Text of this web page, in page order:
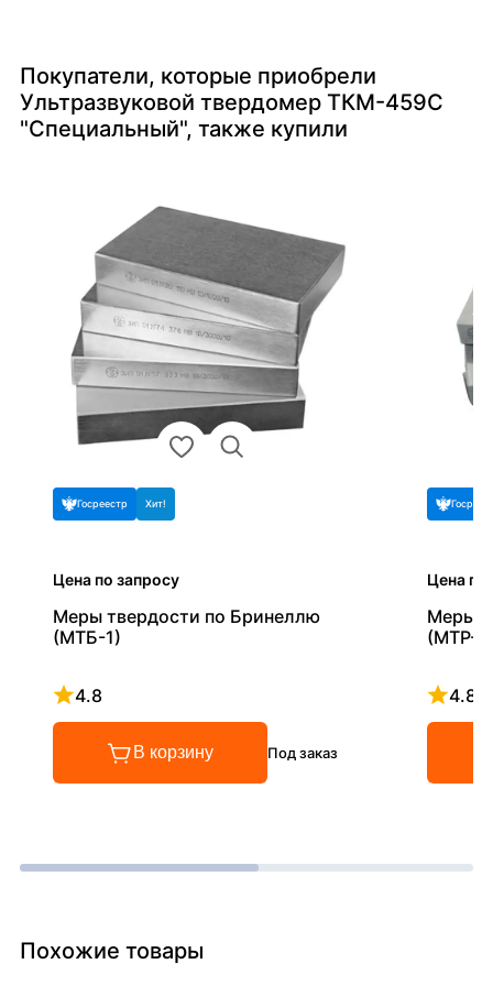
Покупатели, которые приобрели
Ультразвуковой твердомер ТКМ-459C
"Специальный", также купили
Госреестр Хит!
Цена по запросу
Меры твердости по Бринеллю
(МТБ-1)
4.8
Рейтинг 4.8 из 5
В корзину Под заказ
Цена по
Меры
(МТР-1)
4.8
Похожие товары